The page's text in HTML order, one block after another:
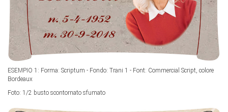
ESEMPIO 1: Forma: Scriptum - Fondo: Trani 1 - Font: Commercial Script, colore
Bordeaux
Foto: 1/2 busto scontornato sfumato